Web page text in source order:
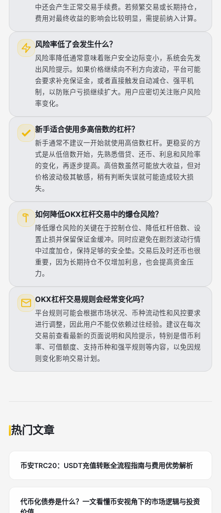
中还会产生正常交易手续费。若频繁交易或长期持仓，
费用对最终收益的影响会比较明显，需提前纳入计算。
风险率低了会发生什么？
风险率降低通常意味着账户安全边际变小，系统会先发
出风险提示。如果价格继续向不利方向波动，平台可能
会要求补充保证金，或者直接触发自动减仓、强平机
制，以防账户亏损继续扩大。用户应密切关注账户风险
率变化。
新手适合使用多高倍数的杠杆？
新手通常不建议一开始就使用高倍数杠杆。更稳妥的方
式是从低倍数开始，先熟悉借贷、还币、利息和风险率
的变化，再逐步提高。高倍数虽然可能放大收益，但对
价格波动极其敏感，稍有判断失误就可能造成较大损
失。
如何降低OKX杠杆交易中的爆仓风险？
降低爆仓风险的关键在于控制仓位、降低杠杆倍数、设
置止损并保留保证金缓冲。同时应避免在剧烈波动行情
中过度加仓，保持足够的安全垫。交易后及时还币也很
重要，因为长期持仓不仅增加利息，也会提高资金压
力。
OKX杠杆交易规则会经常变化吗？
平台规则可能会根据市场状况、币种流动性和风控要求
进行调整，因此用户不能仅依赖过往经验。建议在每次
交易前查看最新的页面说明和风险提示，特别是借币利
率、可借额度、支持币种和强平规则等内容，以免因规
则变化影响交易计划。
热门文章
币安TRC20：USDT充值转账全流程指南与费用优势解析
代币化债券是什么？一文看懂币安视角下的市场逻辑与投资